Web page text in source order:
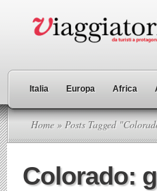
Italia Europa Africa
Home » Posts Tagged
Colorado: